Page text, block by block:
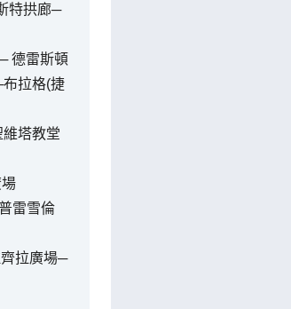
特拱廊─
德雷斯頓
拉格(捷
塔教堂
雷雪倫
拉廣場─